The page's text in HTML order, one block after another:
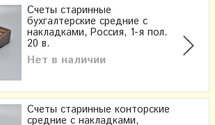
Счеты старинные
бухгалтерские средние с
накладками, Россия, 1-я пол.
20 в.
Нет в наличии
Счеты старинные конторские
средние с накладками,